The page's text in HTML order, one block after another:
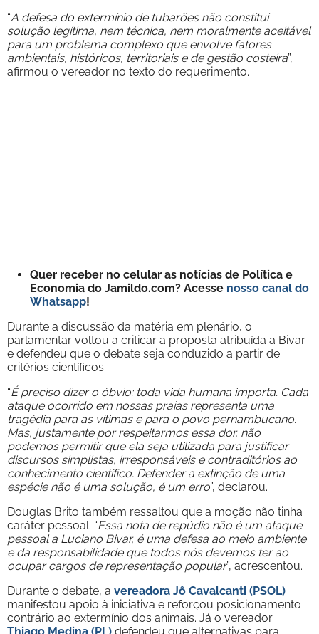
“A defesa do extermínio de tubarões não constitui
solução legítima, nem técnica, nem moralmente aceitável
para um problema complexo que envolve fatores
ambientais, históricos, territoriais e de gestão costeira”,
afirmou o vereador no texto do requerimento.
Quer receber no celular as notícias de Política e
Economia do Jamildo.com? Acesse nosso canal do
Whatsapp!
Durante a discussão da matéria em plenário, o
parlamentar voltou a criticar a proposta atribuída a Bivar
e defendeu que o debate seja conduzido a partir de
critérios científicos.
“É preciso dizer o óbvio: toda vida humana importa. Cada
ataque ocorrido em nossas praias representa uma
tragédia para as vítimas e para o povo pernambucano.
Mas, justamente por respeitarmos essa dor, não
podemos permitir que ela seja utilizada para justificar
discursos simplistas, irresponsáveis e contraditórios ao
conhecimento científico. Defender a extinção de uma
espécie não é uma solução, é um erro”, declarou.
Douglas Brito também ressaltou que a moção não tinha
caráter pessoal. “Essa nota de repúdio não é um ataque
pessoal a Luciano Bivar, é uma defesa ao meio ambiente
e da responsabilidade que todos nós devemos ter ao
ocupar cargos de representação popular”, acrescentou.
Durante o debate, a vereadora Jô Cavalcanti (PSOL)
manifestou apoio à iniciativa e reforçou posicionamento
contrário ao extermínio dos animais. Já o vereador